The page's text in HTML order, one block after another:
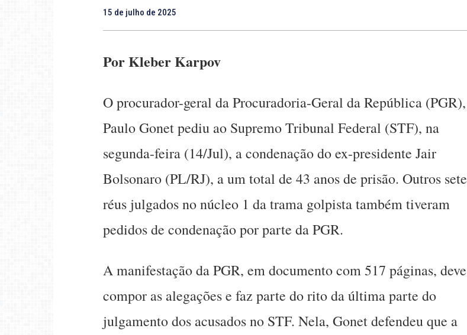
15 de julho de 2025
Por Kleber Karpov
O procurador-geral da Procuradoria-Geral da República (PGR),
Paulo Gonet pediu ao Supremo Tribunal Federal (STF), na
segunda-feira (14/Jul), a condenação do ex-presidente Jair
Bolsonaro (PL/RJ), a um total de 43 anos de prisão. Outros sete
réus julgados no núcleo 1 da trama golpista também tiveram
pedidos de condenação por parte da PGR.
A manifestação da PGR, em documento com 517 páginas, deve
compor as alegações e faz parte do rito da última parte do
julgamento dos acusados no STF. Nela, Gonet defendeu que a